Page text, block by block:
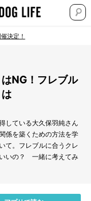
決定！
はNG！フレブル
している大久保羽純さん
係を築くための方法を学
て。フレブルに合うクレ
いの？ 一緒に考えてみ